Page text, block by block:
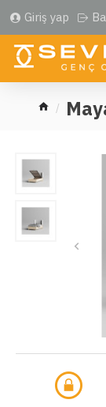
Giriş yap